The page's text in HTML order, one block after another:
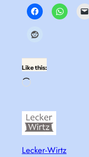
Like this:
Loading…
Lecker-Wirtz